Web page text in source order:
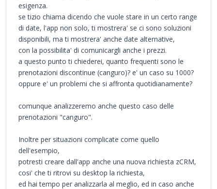
esigenza.
se tizio chiama dicendo che vuole stare in un certo range
di date, l'app non solo, ti mostrera' se ci sono soluzioni
disponibili, ma ti mostrera' anche date alternative,
con la possibilita' di comunicargli anche i prezzi.
a questo punto ti chiederei, quanto frequenti sono le
prenotazioni discontinue (canguro)? e' un caso su 1000?
oppure e' un problemi che si affronta quotidianamente?
comunque analizzeremo anche questo caso delle
prenotazioni "canguro".
Inoltre per situazioni complicate come quello
dell'esempio,
potresti creare dall'app anche una nuova richiesta zCRM,
cosi' che ti ritrovi su desktop la richiesta,
ed hai tempo per analizzarla al meglio, ed in caso anche